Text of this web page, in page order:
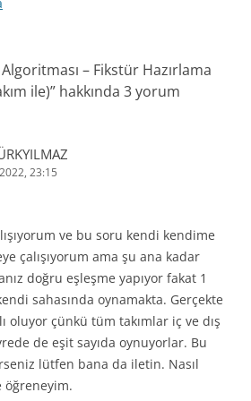
– Fikstür Hazırlama
ile)” hakkında 3 yorum
23:15
ve bu soru kendi kendime
çalışıyorum ama şu ana kadar
doğru eşleşme yapıyor fakat 1
sahasında oynamakta. Gerçekte
oluyor çünkü tüm takımlar iç ve dış
de eşit sayıda oynuyorlar. Bu
lütfen bana da iletin. Nasıl
öğreneyim.